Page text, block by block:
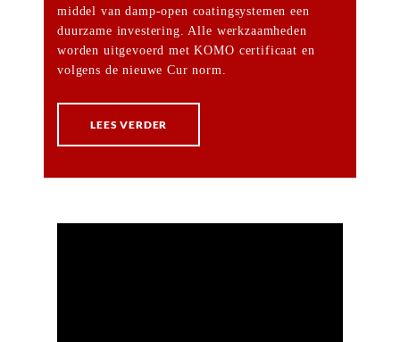
middel van damp-open coatingsystemen een
duurzame investering. Alle werkzaamheden
worden uitgevoerd met KOMO certificaat en
volgens de nieuwe Cur norm.
LEES VERDER